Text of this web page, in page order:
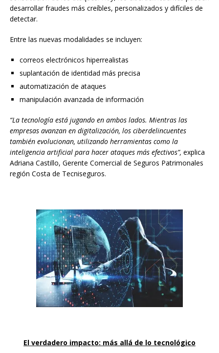
desarrollar fraudes más creíbles, personalizados y difíciles de
detectar.
Entre las nuevas modalidades se incluyen:
correos electrónicos hiperrealistas
suplantación de identidad más precisa
automatización de ataques
manipulación avanzada de información
“La tecnología está jugando en ambos lados. Mientras las
empresas avanzan en digitalización, los ciberdelincuentes
también evolucionan, utilizando herramientas como la
inteligencia artificial para hacer ataques más efectivos”, explica
Adriana Castillo, Gerente Comercial de Seguros Patrimonales
región Costa de Tecniseguros.
El verdadero impacto: más allá de lo tecnológico